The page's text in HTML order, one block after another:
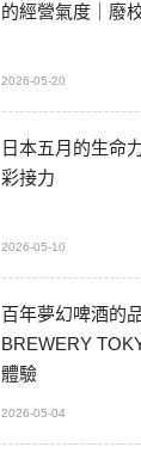
的經營氣度｜廢
2026-05-20
日本五月的生命
彩接力
2026-05-10
百年夢幻啤酒的
BREWERY
體驗
2026-05-04